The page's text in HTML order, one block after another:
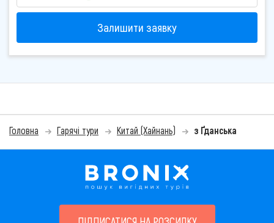
Залишити заявку
Головна Гарячі тури Китай (Хайнань) з Ґданська